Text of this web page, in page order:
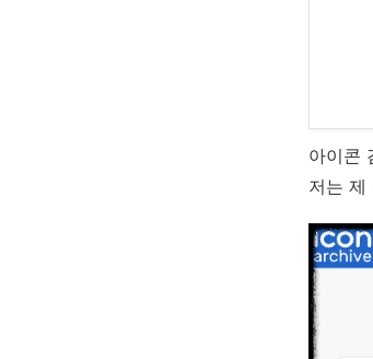
아이콘
저는 제